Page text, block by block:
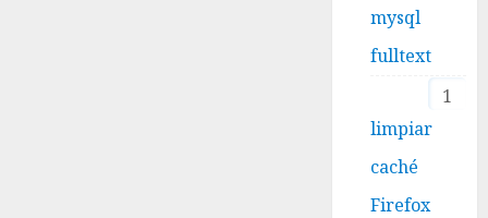
mysql
fulltext
1
limpiar
caché
Firefox